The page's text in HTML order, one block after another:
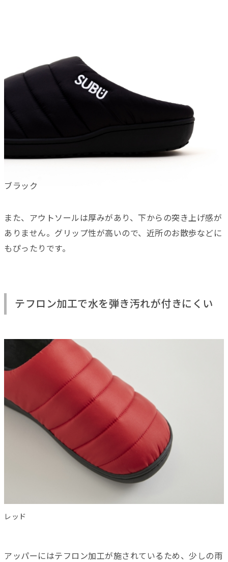
ブラック
また、アウトソールは厚みがあり、下からの突き上げ感が
ありません。グリップ性が高いので、近所のお散歩などに
もぴったりです。
テフロン加工で水を弾き汚れが付きにくい
レッド
アッパーにはテフロン加工が施されているため、少しの雨